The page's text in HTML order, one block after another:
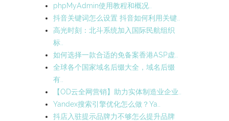
phpMyAdmin使用教程和概况..
抖音关键词怎么设置 抖音如何利用关键..
高光时刻：北斗系统加入国际民航组织
标..
如何选择一款合适的免备案香港ASP虚..
全球各个国家域名后缀大全，域名后缀
有..
【OD云全网营销】助力实体制造业企业..
Yandex搜索引擎优化怎么做？Ya..
抖店入驻提示品牌力不够怎么提升品牌